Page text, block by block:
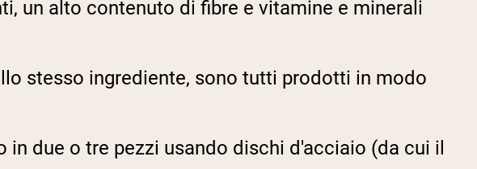
un alto contenuto di fibre e vitamine e minerali
stesso ingrediente, sono tutti prodotti in modo
due o tre pezzi usando dischi d'acciaio (da cui il